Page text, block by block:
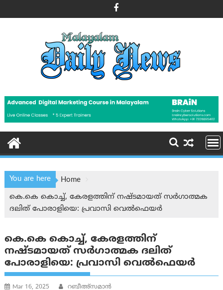
to
You are here
Home
കെ.കെ കൊച്ച്, കേരളത്തിന് നഷ്ടമായത് സർഗാത്മക
ദലിത് പോരാളിയെ: പ്രവാസി വെൽഫെയർ
കെ.കെ കൊച്ച്, കേരളത്തിന്
നഷ്ടമായത് സർഗാത്മക ദലിത്
പോരാളിയെ: പ്രവാസി വെൽഫെയർ
Mar 16, 2025 റബീഅ്‌സമാന്‍